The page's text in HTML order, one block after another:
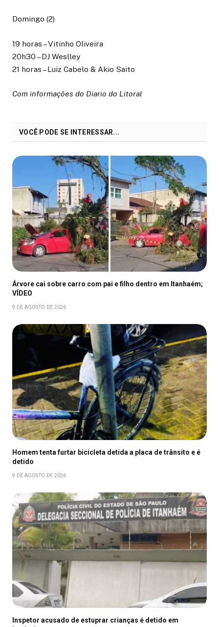
Domingo (2)
19 horas – Vitinho Oliveira
20h30 – DJ Weslley
21 horas – Luiz Cabelo & Akio Saito
Com informações do Diario do Litoral
VOCÊ PODE SE INTERESSAR...
Árvore cai sobre carro com pai e filho dentro em Itanhaém;
VÍDEO
9 DE AGOSTO DE 2026
Homem tenta furtar bicicleta detida a placa de trânsito e é
detido
9 DE AGOSTO DE 2026
Inspetor acusado de estuprar crianças é detido em